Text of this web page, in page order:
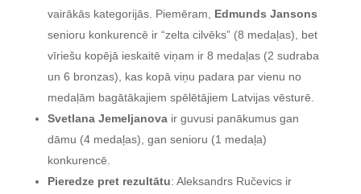
vairākās kategorijās. Piemēram, Edmunds Jansons
senioru konkurencē ir “zelta cilvēks” (8 medaļas), bet
vīriešu kopējā ieskaitē viņam ir 8 medaļas (2 sudraba
un 6 bronzas), kas kopā viņu padara par vienu no
medaļām bagātākajiem spēlētājiem Latvijas vēsturē
Svetlana Jemeljanovair guvusi panākumus gan
dāmu (4 medaļas), gan senioru (1 medaļa)
konkurencē
Pieredze pret rezultātu: Aleksandrs Ručevics ir